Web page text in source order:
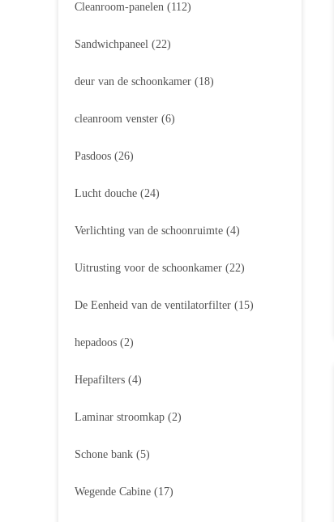
Cleanroom-panelen (112)
Sandwichpaneel (22)
deur van de schoonkamer (18)
cleanroom venster (6)
Pasdoos (26)
Lucht douche (24)
Verlichting van de schoonruimte (4)
Uitrusting voor de schoonkamer (22)
De Eenheid van de ventilatorfilter (15)
hepadoos (2)
Hepafilters (4)
Laminar stroomkap (2)
Schone bank (5)
Wegende Cabine (17)